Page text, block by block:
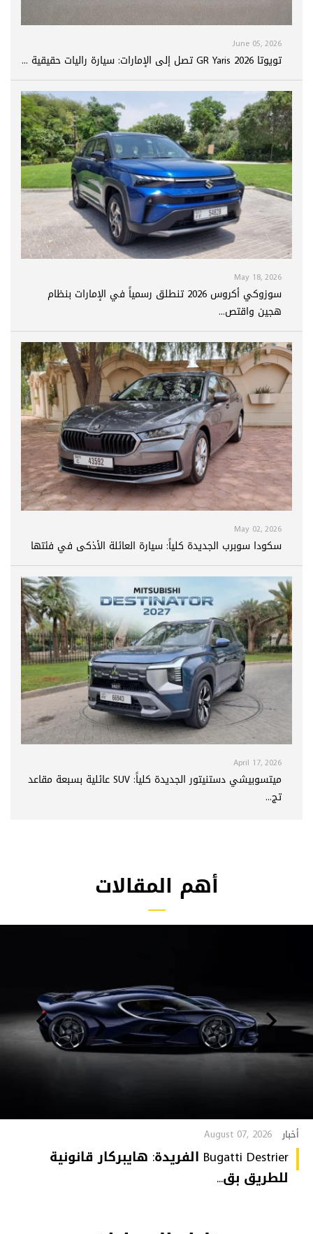
June 05, 2026
تويوتا GR Yaris 2026 تصل إلى الإمارات: سيارة راليات حقيقية ...
May 18, 2026
سوزوكي أكروس 2026 تنطلق رسمياً في الإمارات بنظام
هجين واقتص...
May 02, 2026
سكودا سوبرب الجديدة كلياً: سيارة العائلة الأذكى في فئتها
April 17, 2026
ميتسوبيشي دستنيتور الجديدة كلياً: SUV عائلية بسبعة مقاعد
تج...
أهم المقالات
أخبار August 07, 2026
Bugatti Destrier الفريدة: هايبركار قانونية
للطريق بق...